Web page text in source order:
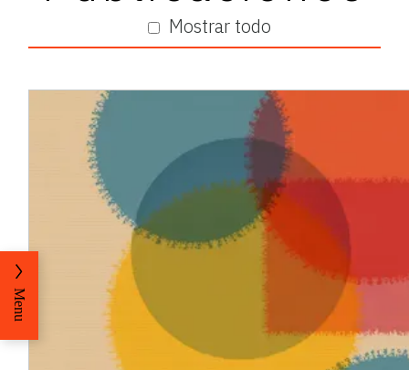
Mostrar todo
Menu